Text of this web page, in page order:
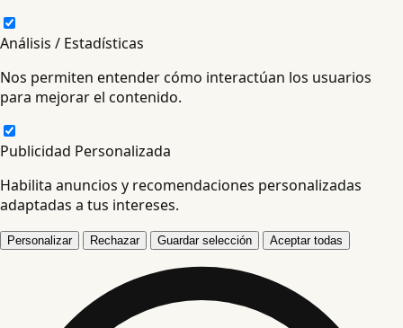
Análisis / Estadísticas
Nos permiten entender cómo interactúan los usuarios
para mejorar el contenido.
Publicidad Personalizada
Habilita anuncios y recomendaciones personalizadas
adaptadas a tus intereses.
Personalizar Rechazar Guardar selección Aceptar todas